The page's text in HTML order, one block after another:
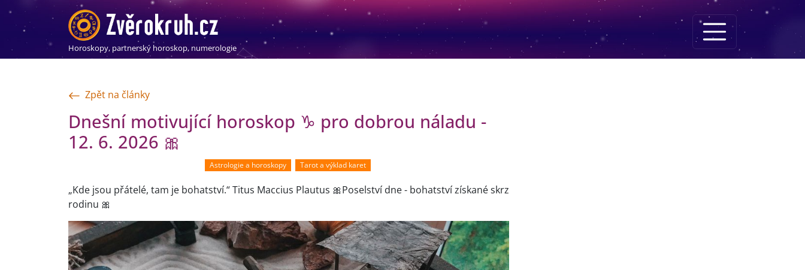
Horoskopy, partnerský horoskop, numerologie
Zpět na články
Dnešní motivující horoskop ♑ pro dobrou náladu -
12. 6. 2026 🎀
Astrologie a horoskopy Tarot a výklad karet
„Kde jsou přátelé, tam je bohatství.“ Titus Maccius Plautus 🎀Poselství dne - bohatství získané skrz
rodinu 🎀